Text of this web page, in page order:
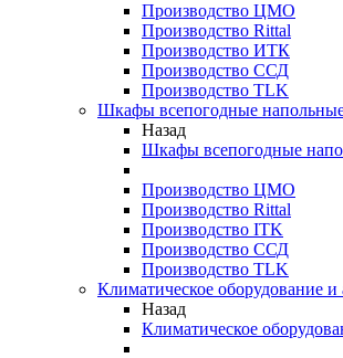
Производство ЦМО
Производство Rittal
Производство ИТК
Производство ССД
Производство TLK
Шкафы всепогодные
Назад
Шкафы всепогодные
Производство ЦМО
Производство Rittal
Производство ITK
Производство ССД
Производство TLK
Климатическое оборудование и
Назад
Климатическое